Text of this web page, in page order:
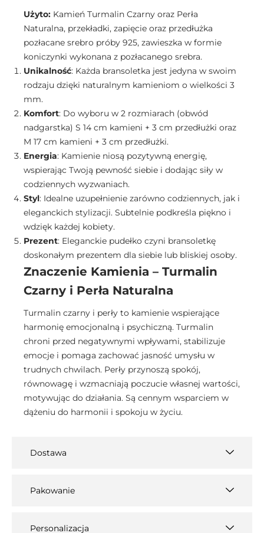
Użyto: Kamień Turmalin Czarny oraz Perła
Naturalna, przekładki, zapięcie oraz przedłużka
pozłacane srebro próby 925, zawieszka w formie
koniczynki wykonana z pozłacanego srebra.
Unikalność: Każda bransoletka jest jedyna w swoim
rodzaju dzięki naturalnym kamieniom o wielkości 3
mm.
Komfort: Do wyboru w 2 rozmiarach (obwód
nadgarstka) S 14 cm kamieni + 3 cm przedłużki oraz
M 17 cm kamieni + 3 cm przedłużki.
Energia: Kamienie niosą pozytywną energię,
wspierając Twoją pewność siebie i dodając siły w
codziennych wyzwaniach.
Styl: Idealne uzupełnienie zarówno codziennych, jak i
eleganckich stylizacji. Subtelnie podkreśla piękno i
wdzięk każdej kobiety.
Prezent: Eleganckie pudełko czyni bransoletkę
doskonałym prezentem dla siebie lub bliskiej osoby.
Znaczenie Kamienia – Turmalin
Czarny i Perła Naturalna
Turmalin czarny i perły to kamienie wspierające
harmonię emocjonalną i psychiczną. Turmalin
chroni przed negatywnymi wpływami, stabilizuje
emocje i pomaga zachować jasność umysłu w
trudnych chwilach. Perły przynoszą spokój,
równowagę i wzmacniają poczucie własnej wartości,
motywując do działania. Są cennym wsparciem w
dążeniu do harmonii i spokoju w życiu.
Dostawa
Pakowanie
Personalizacja